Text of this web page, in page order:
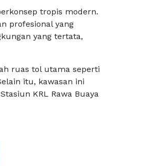
tropis modern.
profesional yang
yang tertata,
ruas tol utama seperti
itu, kawasan ini
KRL Rawa Buaya